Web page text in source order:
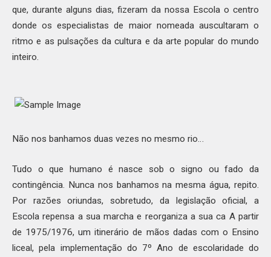
que, durante alguns dias, fizeram da nossa Escola o centro
donde os especialistas de maior nomeada auscultaram o
ritmo e as pulsações da cultura e da arte popular do mundo
inteiro.
Não nos banhamos duas vezes no mesmo rio…
Tudo o que humano é nasce sob o signo ou fado da
contingência. Nunca nos banhamos na mesma água, repito.
Por razões oriundas, sobretudo, da legislação oficial, a
Escola repensa a sua marcha e reorganiza a sua ca A partir
de 1975/1976, um itinerário de mãos dadas com o Ensino
liceal, pela implementação do 7º Ano de escolaridade do